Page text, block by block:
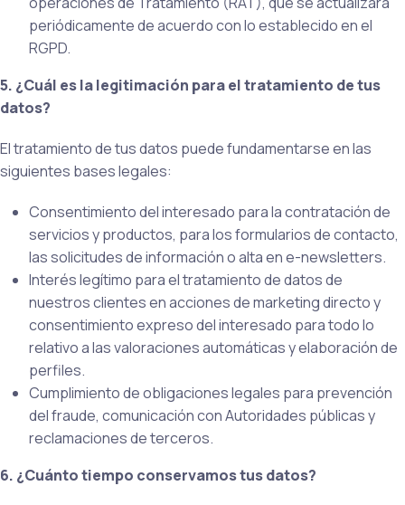
periódicamente de acuerdo con lo establecido en el
RGPD.
5. ¿Cuál es la legitimación para el tratamiento de tus
datos?
El tratamiento de tus datos puede fundamentarse en las
siguientes bases legales:
Consentimiento del interesado para la contratación de
servicios y productos, para los formularios de contacto,
las solicitudes de información o alta en e-newsletters.
Interés legítimo para el tratamiento de datos de
nuestros clientes en acciones de marketing directo y
consentimiento expreso del interesado para todo lo
relativo a las valoraciones automáticas y elaboración de
perfiles.
Cumplimiento de obligaciones legales para prevención
del fraude, comunicación con Autoridades públicas y
reclamaciones de terceros.
6. ¿Cuánto tiempo conservamos tus datos?